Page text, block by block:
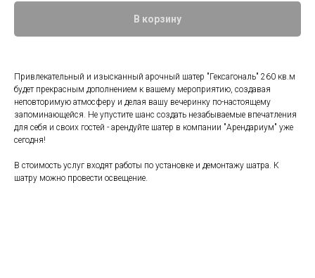
В корзину
Привлекательный и изысканный арочный шатер "Гексагональ" 260 кв.м
будет прекрасным дополнением к вашему мероприятию, создавая
неповторимую атмосферу и делая вашу вечеринку по-настоящему
запоминающейся. Не упустите шанс создать незабываемые впечатления
для себя и своих гостей - арендуйте шатер в компании "Арендариум" уже
сегодня!
В стоимость услуг входят работы по установке и демонтажу шатра. К
шатру можно провести освещение.